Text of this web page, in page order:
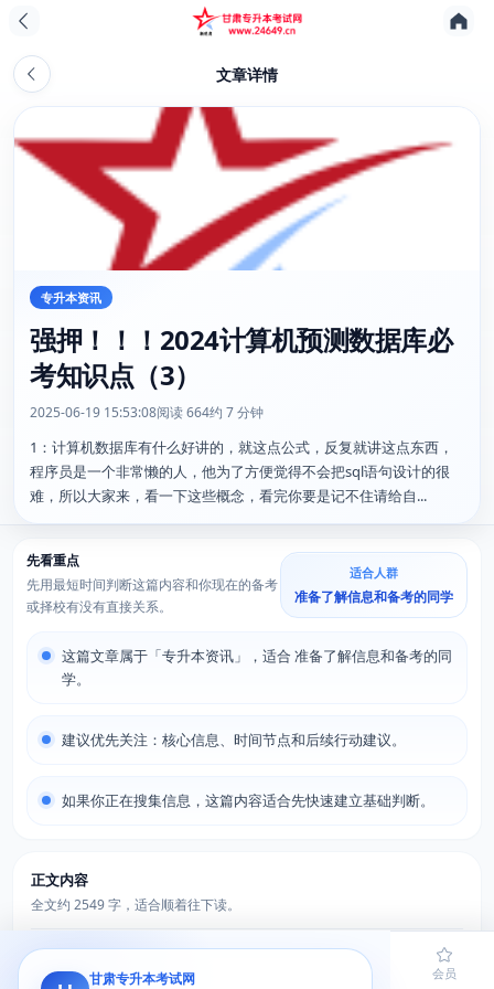
文章详情
专升本资讯
强押！！！2024计算机预测数据库必
考知识点（3）
2025-06-19 15:53:08阅读 664约 7 分钟
1：计算机数据库有什么好讲的，就这点公式，反复就讲这点东西，
程序员是一个非常懒的人，他为了方便觉得不会把sql语句设计的很
难，所以大家来，看一下这些概念，看完你要是记不住请给自...
先看重点
先用最短时间判断这篇内容和你现在的备考
或择校有没有直接关系。
适合人群
准备了解信息和备考的同学
这篇文章属于「专升本资讯」，适合 准备了解信息和备考的同
学。
建议优先关注：核心信息、时间节点和后续行动建议。
如果你正在搜集信息，这篇内容适合先快速建立基础判断。
正文内容
全文约 2549 字，适合顺着往下读。
1：计算机数据库有什么好讲的，就这点公式，反复就讲这点东
甘肃专升本考试网
首页 题库 会员